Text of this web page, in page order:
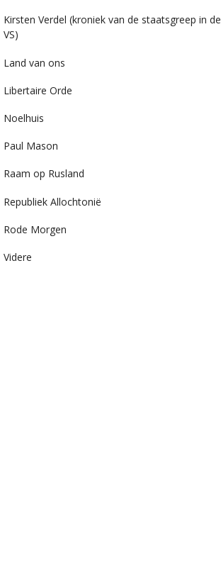
Kirsten Verdel (kroniek van de staatsgreep in de
VS)
Land van ons
Libertaire Orde
Noelhuis
Paul Mason
Raam op Rusland
Republiek Allochtonië
Rode Morgen
Videre